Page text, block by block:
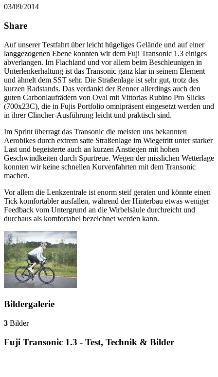
03/09/2014
Share
Auf unserer Testfahrt über leicht hügeliges Gelände und auf einer
langgezogenen Ebene konnten wir dem Fuji Transonic 1.3 einiges
abverlangen. Im Flachland und vor allem beim Beschleunigen in
Unterlenkerhaltung ist das Transonic ganz klar in seinem Element
und ähnelt dem SST sehr. Die Straßenlage ist sehr gut, trotz des
kurzen Radstands. Das verdankt der Renner allerdings auch den
guten Carbonlaufrädern von Oval mit Vittorias Rubino Pro Slicks
(700x23C), die in Fujis Portfolio omnipräsent eingesetzt werden und
in ihrer Clincher-Ausführung leicht und praktisch sind.
Im Sprint überragt das Transonic die meisten uns bekannten
Aerobikes durch extrem satte Straßenlage im Wiegetritt unter starker
Last und begeisterte auch an kurzen Anstiegen mit hohen
Geschwindkeiten durch Spurtreue. Wegen der misslichen Wetterlage
konnten wir keine schnellen Kurvenfahrten mit dem Transonic
machen.
Vor allem die Lenkzentrale ist enorm steif geraten und könnte einen
Tick komfortabler ausfallen, während der Hinterbau etwas weniger
Feedback vom Untergrund an die Wirbelsäule durchreicht und
durchaus als komfortabel bezeichnet werden kann.
Bildergalerie
3 Bilder
Fuji Transonic 1.3 - Test, Technik & Bilder